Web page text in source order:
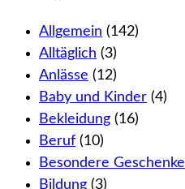
Allgemein (142)
Alltäglich (3)
Anlässe (12)
Baby und Kinder (4)
Bekleidung (16)
Beruf (10)
Besondere Geschenke
Bildung (3)